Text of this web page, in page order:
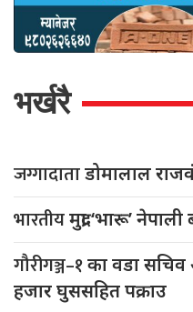
भर्खरै
जग्गादाताडोमालाल
भारतीयमुद्रा ‘भारू’
गौरीगञ्ज–१का वडा
हजार घुससहित पक्राउ